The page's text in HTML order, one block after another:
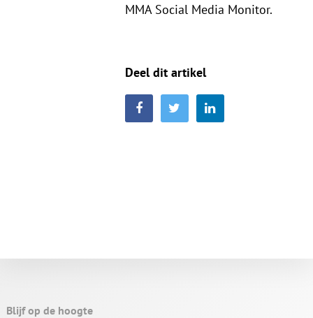
MMA Social Media Monitor.
Deel dit artikel
Blijf op de hoogte